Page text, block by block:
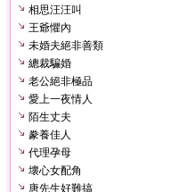
相思汪汪叫
王爺懼內
未婚夫絕非善類
總裁騙婚
老公絕非極品
愛上一夜情人
陌生丈夫
豢養佳人
代理孕母
壞心女配角
唐先生好難搞